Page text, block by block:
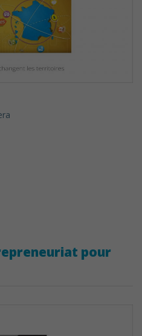
pour